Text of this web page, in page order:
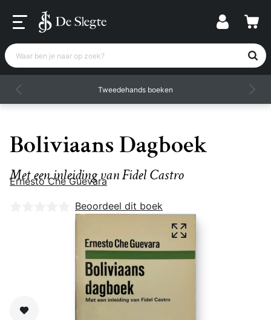
Waar ben je naar op zoek?
Tweedehands boeken
Boliviaans Dagboek
Met een inleiding van Fidel Castro
Ernesto Che Guevara
Nog geen beoordelingen
Beoordeel dit boek
Zet op verlanglijst